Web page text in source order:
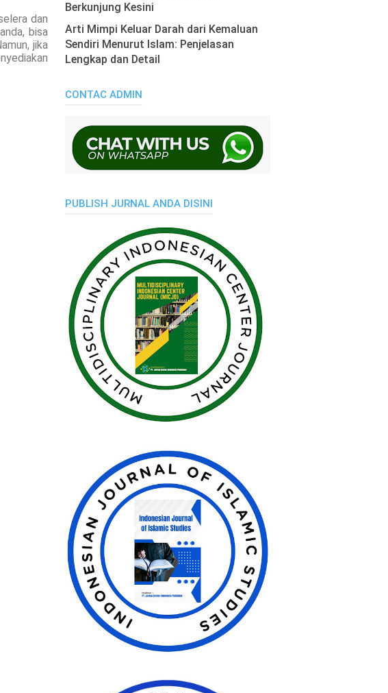
dan
bisa
jika
Berkunjung Kesini
Arti Mimpi Keluar Darah dari Kemaluan
Sendiri Menurut Islam: Penjelasan
Lengkap dan Detail
CONTAC ADMIN
PUBLISH JURNAL ANDA DISINI